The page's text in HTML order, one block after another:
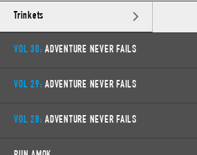
Trinkets
VOL 30: ADVENTURE NEVER FAILS
VOL 29: ADVENTURE NEVER FAILS
VOL 28: ADVENTURE NEVER FAILS